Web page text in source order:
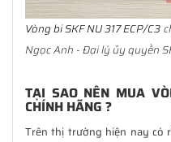
Vòng bi SKF NU 317 ECP/C3
Ngọc Anh - Đại lý ủy quyền
TẠI SAO NÊN MUA
CHÍNH HÃNG ?
Trên thị trường hiện nay có